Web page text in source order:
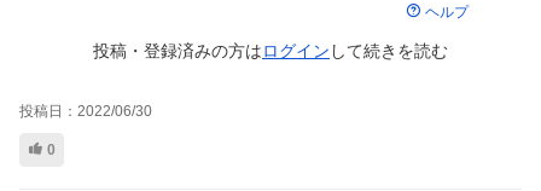
ヘルプ
投稿・登録済みの方はログイン して続きを読む
投稿日： 2022/06/30
0